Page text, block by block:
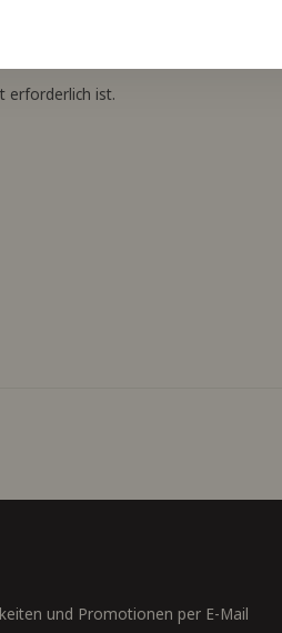
durch die Zugabe von
erforderlich ist.
und Promotionen per E-Mail